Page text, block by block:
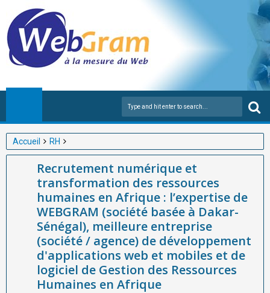
Accueil
RH
Recrutement numérique et transformation des ressources
humaines en Afrique : l’expertise de WEBGRAM (société basée à
Dakar-Sénégal), meilleure entreprise (société / agence) de
développement d'applications web et mobiles et de logiciel de
Gestion des Ressources Humaines en Afrique
Recrutement numérique et
transformation des ressources
humaines en Afrique : l’expertise de
WEBGRAM (société basée à Dakar-
Sénégal), meilleure entreprise
(société / agence) de développement
d'applications web et mobiles et de
logiciel de Gestion des Ressources
Humaines en Afrique